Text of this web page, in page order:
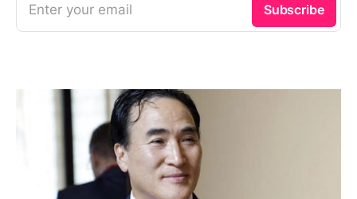
Enter your email Subscribe